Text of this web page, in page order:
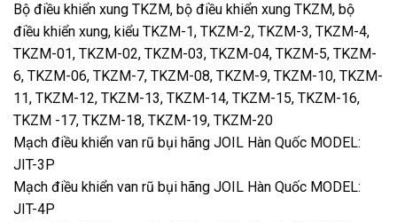
Bộ điều khiển xung TKZM, bộ điều khiển xung TKZM, bộ
điều khiển xung, kiểu TKZM-1, TKZM-2, TKZM-3, TKZM-4,
TKZM-01, TKZM-02, TKZM-03, TKZM-04, TKZM-5, TKZM-
6, TKZM-06, TKZM-7, TKZM-08, TKZM-9, TKZM-10, TKZM-
11, TKZM-12, TKZM-13, TKZM-14, TKZM-15, TKZM-16,
TKZM -17, TKZM-18, TKZM-19, TKZM-20
Mạch điều khiển van rũ bụi hãng JOIL Hàn Quốc MODEL:
JIT-3P
Mạch điều khiển van rũ bụi hãng JOIL Hàn Quốc MODEL:
JIT-4P